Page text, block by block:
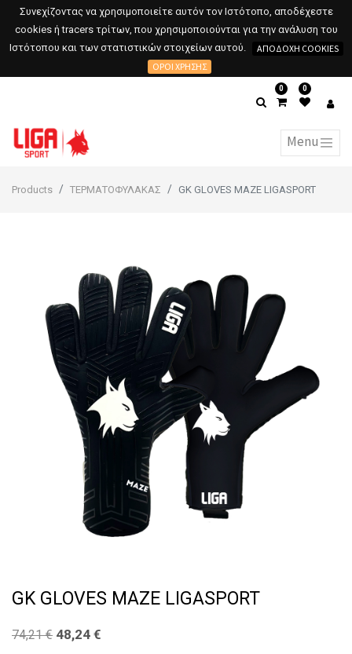
Συνεχίζοντας να χρησιμοποιείτε αυτόν τον Ιστότοπο, αποδέχεστε
cookies ή tracers τρίτων, που χρησιμοποιούνται για την ανάλυση του
Ιστότοπου και των στατιστικών στοιχείων αυτού.
ΑΠΟΔΟΧΉ COOKIES
ΌΡΟΙ ΧΡΉΣΗΣ
0 0
Products ΤΕΡΜΑΤΟΦΥΛΑΚΑΣ GK GLOVES MAZE LIGASPORT
GK GLOVES MAZE LIGASPORT
74,21€ 48,24 €